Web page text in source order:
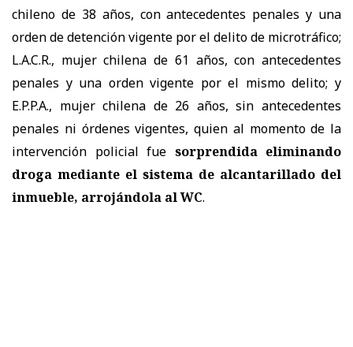
chileno de 38 años, con antecedentes penales y una
orden de detención vigente por el delito de microtráfico;
L.A.C.R., mujer chilena de 61 años, con antecedentes
penales y una orden vigente por el mismo delito; y
E.P.P.A., mujer chilena de 26 años, sin antecedentes
penales ni órdenes vigentes, quien al momento de la
intervención policial fue sorprendida eliminando
droga mediante el sistema de alcantarillado del
inmueble, arrojándola al WC.